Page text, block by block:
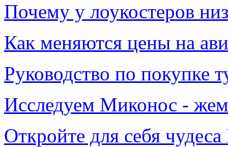
Почему у лоукостеров
Как меняются цены на
Руководство по покупке
Исследуем Миконос -
Откройте для себя